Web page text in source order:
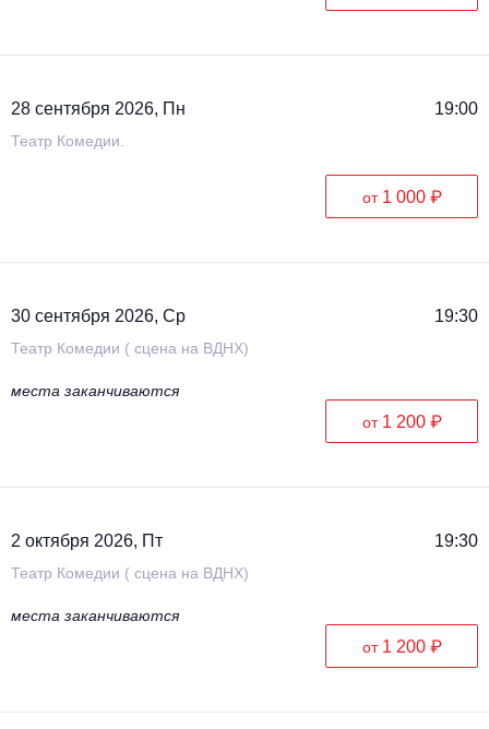
28 сентября 2026, Пн 19:00
Театр Комедии.
от 1 000 ₽
30 сентября 2026, Ср 19:30
Театр Комедии ( сцена на ВДНХ)
места заканчиваются
от 1 200 ₽
2 октября 2026, Пт 19:30
Театр Комедии ( сцена на ВДНХ)
места заканчиваются
от 1 200 ₽